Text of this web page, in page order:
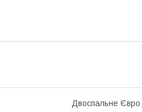
Двоспальне Євро